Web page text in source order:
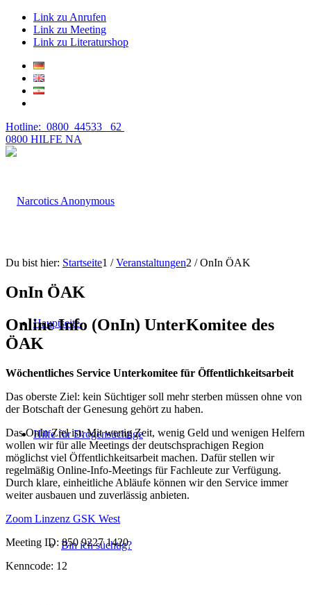
Link zu Anrufen
Link zu Meeting
Link zu Literaturshop
Hotline: 0800 44533 62
0800 HILFE NA
Hauptseite
Hilfe für Drogensüchtige
Bin ich süchtig?
Du bist hier: Startseite1 / Veranstaltungen2 / OnIn ÖAK
OnIn ÖAK
Online Info (OnIn) UnterKomitee des
ÖAK
Wöchentliches Service Unterkomitee für Öffentlichkeitsarbeit
Das oberste Ziel: kein Süchtiger soll mehr sterben müssen ohne von
der Botschaft der Genesung gehört zu haben.
Das OnIn Ziel ist: Mit wenig Zeit, wenig Geld und wenigen Helfern
wollen wir für alle Meetings der deutschsprachigen Region
möglichst viel Öffentlichkeitsarbeit machen. Dafür stellen wir
regelmäßig Online-Info-Meetings für Fachleute zur Verfügung.
Durch klare, einheitliche Abläufe können wir den Service immer
weiter ausbauen und zuverlässig anbieten.
Zoom Linzenz GSK West
Meeting ID: 850 9227 1420
Kenncode: 12